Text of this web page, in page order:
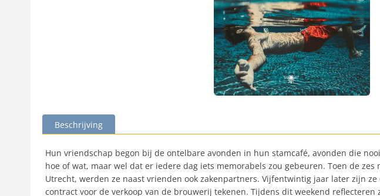
Beschrijving
Hun vriendschap begon bij de ontelbare avonden in hun stamcafé, avonden die
hoe of wat, maar wel dat er iedere dag iets memorabels zou gebeuren. Toen de
Utrecht, werden ze naast vrienden ook zakenpartners. Vijfentwintig jaar later zijn
contract voor de verkoop van de brouwerij tekenen. Tijdens dit weekend reflecteren